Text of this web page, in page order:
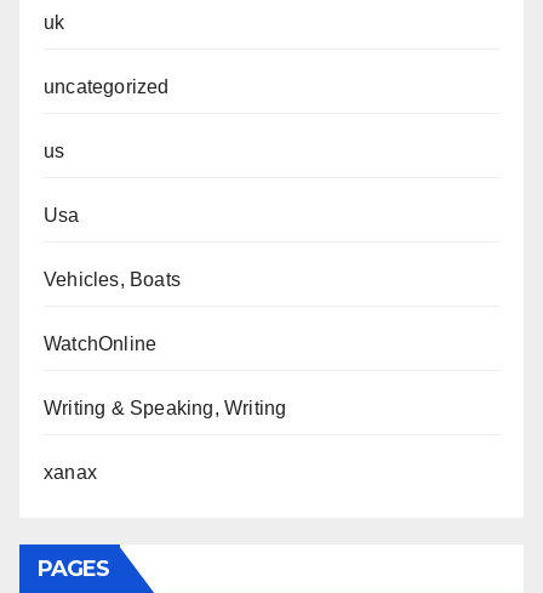
uk
uncategorized
us
Usa
Vehicles, Boats
WatchOnline
Writing & Speaking, Writing
xanax
PAGES